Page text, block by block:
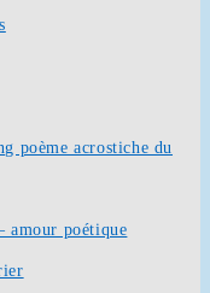
poème acrostiche du
amour poétique